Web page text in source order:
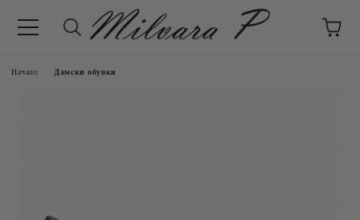
Начало Дамски обувки